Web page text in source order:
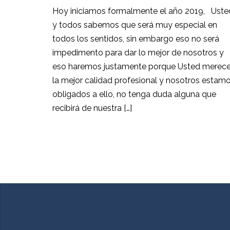
Hoy iniciamos formalmente el año 2019,
y todos sabemos que será muy especial en
todos los sentidos, sin embargo eso no será
impedimento para dar lo mejor de nosotros y
eso haremos justamente porque Usted
la mejor calidad profesional y nosotros
obligados a ello, no tenga duda alguna que
recibirá de nuestra […]